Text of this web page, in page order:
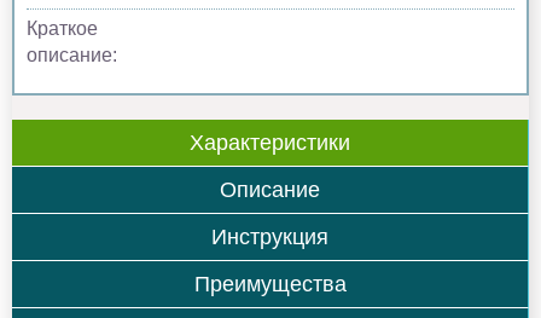
Краткое
описание:
Характеристики
Описание
Инструкция
Преимущества